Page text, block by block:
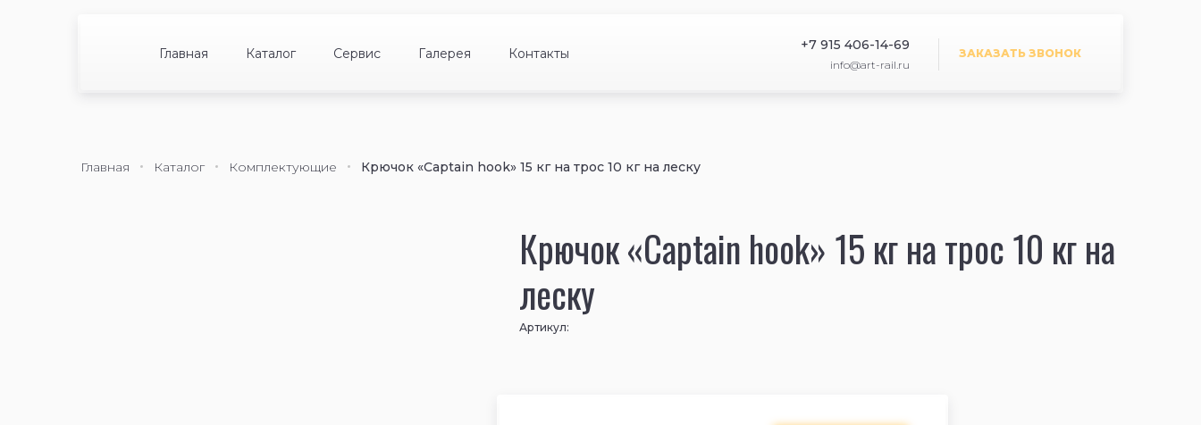
Главная Каталог Сервис Галерея Контакты
+7 915 406-14-69
info@art-rail.ru
ЗАКАЗАТЬ ЗВОНОК
Главная Каталог Комплектующие Крючок «Captain hook» 15 кг на трос 10 кг на леску
Крючок «Captain hook» 15 кг на трос 10 кг на
леску
Артикул: